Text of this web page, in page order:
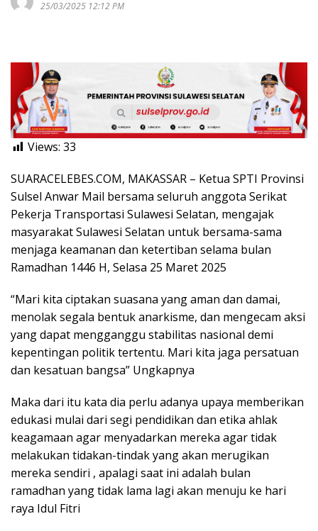
25/03/2025 12:12 PM
Views: 33
SUARACELEBES.COM, MAKASSAR – Ketua SPTI Provinsi
Sulsel Anwar Mail bersama seluruh anggota Serikat
Pekerja Transportasi Sulawesi Selatan, mengajak
masyarakat Sulawesi Selatan untuk bersama-sama
menjaga keamanan dan ketertiban selama bulan
Ramadhan 1446 H, Selasa 25 Maret 2025
“Mari kita ciptakan suasana yang aman dan damai,
menolak segala bentuk anarkisme, dan mengecam aksi
yang dapat mengganggu stabilitas nasional demi
kepentingan politik tertentu. Mari kita jaga persatuan
dan kesatuan bangsa” Ungkapnya
Maka dari itu kata dia perlu adanya upaya memberikan
edukasi mulai dari segi pendidikan dan etika ahlak
keagamaan agar menyadarkan mereka agar tidak
melakukan tidakan-tindak yang akan merugikan
mereka sendiri , apalagi saat ini adalah bulan
ramadhan yang tidak lama lagi akan menuju ke hari
raya Idul Fitri